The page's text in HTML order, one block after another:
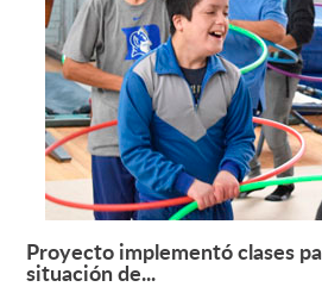
Proyecto implementó clases
situación de...